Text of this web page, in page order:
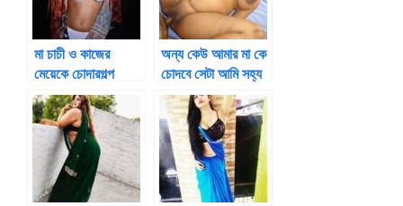
মা চাচী ও কাজের
মেয়েকে চোদারগল্প
অন্য কেউ আমার মা কে
চোদবে সেটা আমি সহ্য
করবো না – মা-ছেলের
চুদার গল্প